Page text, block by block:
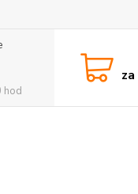
hod
za